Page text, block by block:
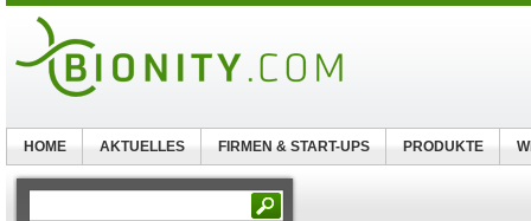
HOME AKTUELLES FIRMEN & START-UPS PRODUKTE